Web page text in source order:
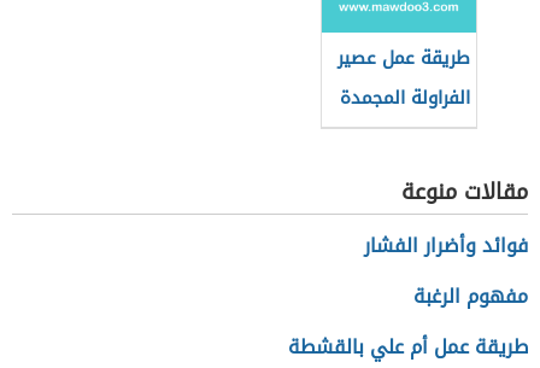
طريقة عمل عصير
الفراولة المجمدة
مقالات منوعة
فوائد وأضرار الفشار
مفهوم الرغبة
طريقة عمل أم علي بالقشطة